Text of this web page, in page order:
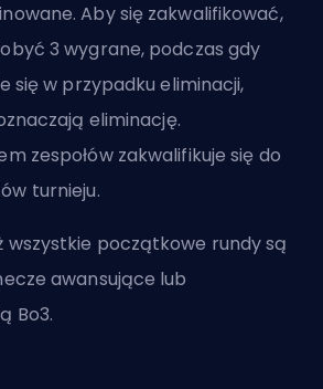
Aby się zakwalifikować,
3 wygrane, podczas gdy
się w przypadku eliminacji,
eliminację.
zespołów zakwalifikuje się do
turnieju.
wszystkie początkowe rundy są
awansujące lub
Bo3.